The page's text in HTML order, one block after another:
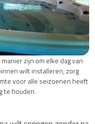
zijn om elke dag van
wilt installeren, zorg
voor alle seizoenen heeft
te houden.